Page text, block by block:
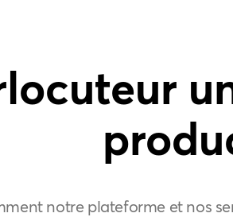
notre plateforme et nos